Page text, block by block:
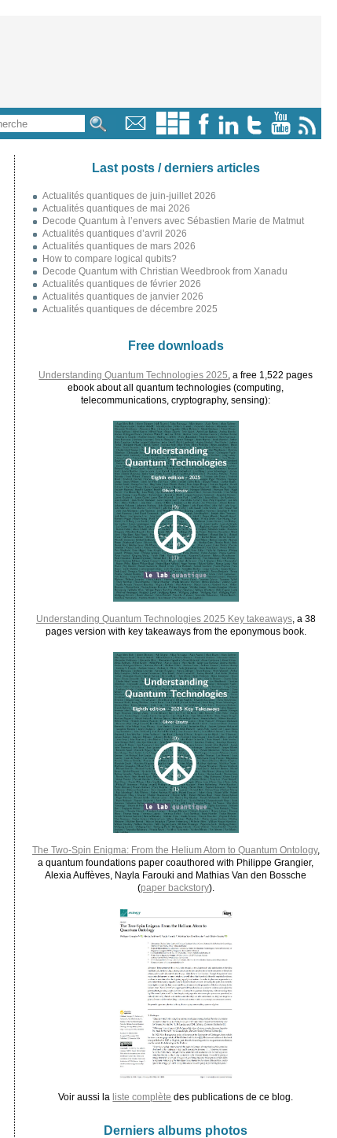
Last posts / derniers articles
Actualités quantiques de juin-juillet 2026
Actualités quantiques de mai 2026
Decode Quantum à l’envers avec Sébastien Marie de Matmut
Actualités quantiques d’avril 2026
Actualités quantiques de mars 2026
How to compare logical qubits?
Decode Quantum with Christian Weedbrook from Xanadu
Actualités quantiques de février 2026
Actualités quantiques de janvier 2026
Actualités quantiques de décembre 2025
Free downloads
Understanding Quantum Technologies 2025 , a free 1,522 pages
ebook about all quantum technologies (computing,
telecommunications, cryptography, sensing):
Understanding Quantum Technologies 2025 Key takeaways, a 38
pages version with key takeaways from the eponymous book.
The Two-Spin Enigma: From the Helium Atom to Quantum Ontology,
a quantum foundations paper coauthored with Philippe Grangier,
Alexia Auffèves, Nayla Farouki and Mathias Van den Bossche
(paper backstory).
Voir aussi la liste complète des publications de ce blog.
Derniers albums photos